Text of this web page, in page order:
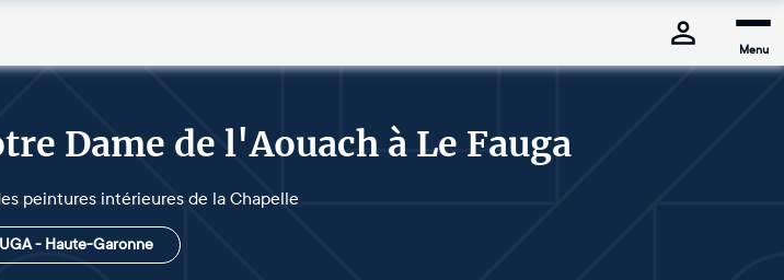
Menu
Dame de l'Aouach à Le Fauga
peintures intérieures de la Chapelle
- Haute-Garonne